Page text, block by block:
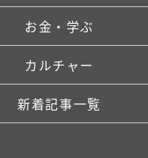
お金・学ぶ
カルチャー
新着記事一覧